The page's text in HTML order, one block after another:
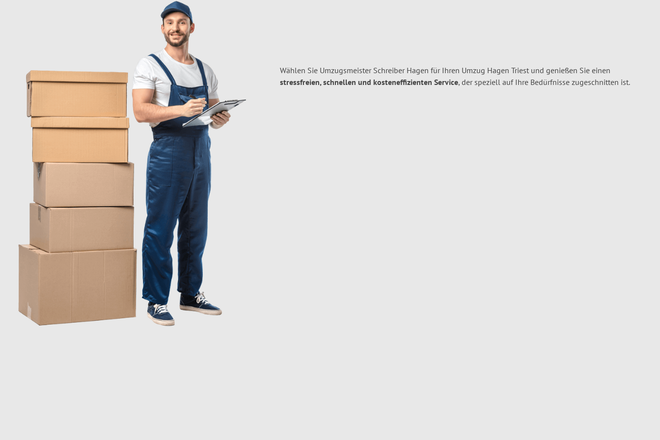
Wählen Sie Umzugsmeister Schreiber Hagen für Ihren Umzug Hagen Triest und genießen Sie einen
stressfreien, schnellen und kosteneffizienten Service, der speziell auf Ihre Bedürfnisse zugeschnitten ist.